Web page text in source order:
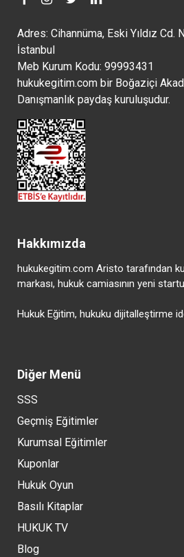
Adres: Cihannüma, Eski Yıldız Cd.
İstanbul
Meb Kurum Kodu: 99993431
hukukegitim.com bir Boğaziçi
Danışmanlık paydaş kuruluşudur.
Hakkımızda
hukukegitim.com Aristo tarafından
markası, hukuk camiasının yeni
Hukuk Eğitim, hukuku dijitalleştirme
Diğer Menü
SSS
Geçmiş Eğitimler
Kurumsal Eğitimler
Kuponlar
Hukuk Oyun
Basılı Kitaplar
HUKUK TV
Blog